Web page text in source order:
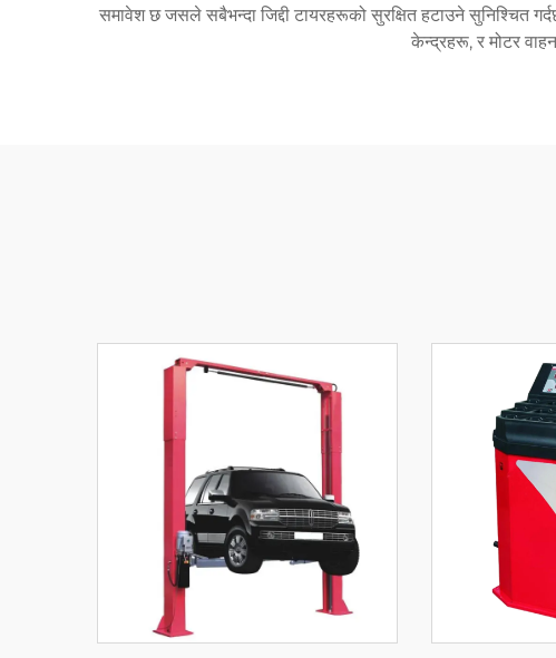
समावेश छ जसले सबैभन्दा जिद्दी टायरहरूको सुरक्षित हटाउने सुनिश्चित
केन्द्रहरू, र मोटर